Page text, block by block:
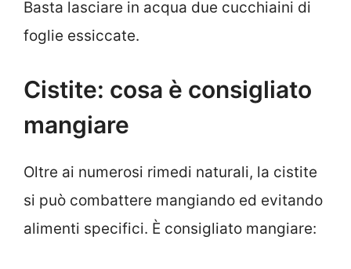
Basta lasciare in acqua due cucchiaini di
foglie essiccate.
Cistite: cosa è consigliato
mangiare
Oltre ai numerosi rimedi naturali, la cistite
si può combattere mangiando ed evitando
alimenti specifici. È consigliato mangiare: